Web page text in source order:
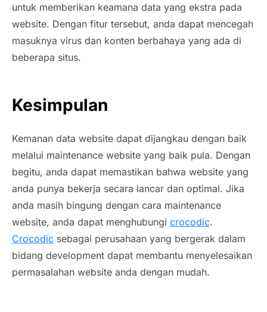
untuk memberikan keamana data yang ekstra pada
website. Dengan fitur tersebut, anda dapat mencegah
masuknya virus dan konten berbahaya yang ada di
beberapa situs.
Kesimpulan
Kemanan data website dapat dijangkau dengan baik
melalui maintenance website yang baik pula. Dengan
begitu, anda dapat memastikan bahwa website yang
anda punya bekerja secara lancar dan optimal. Jika
anda masih bingung dengan cara maintenance
website, anda dapat menghubungi crocodic.
Crocodic sebagai perusahaan yang bergerak dalam
bidang development dapat membantu menyelesaikan
permasalahan website anda dengan mudah.